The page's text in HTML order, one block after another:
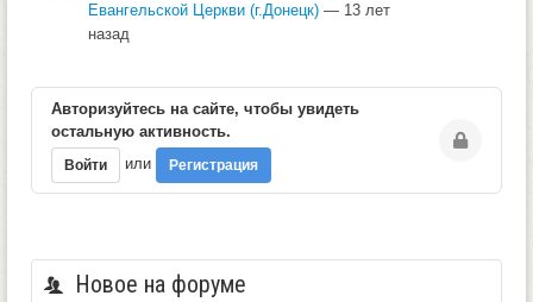
Евангельской Церкви (г.Донецк) — 13 лет
назад
Авторизуйтесь на сайте, чтобы увидеть
остальную активность.
Войти или Регистрация
Новое на форуме